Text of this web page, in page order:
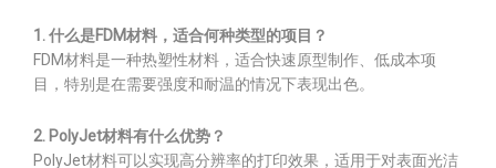
1. 什么是FDM材料，适合何种类型的项目？
FDM材料是一种热塑性材料，适合快速原型制作、低成本项
目，特别是在需要强度和耐温的情况下表现出色。
2. PolyJet材料有什么优势？
PolyJet材料可以实现高分辨率的打印效果，适用于对表面光洁